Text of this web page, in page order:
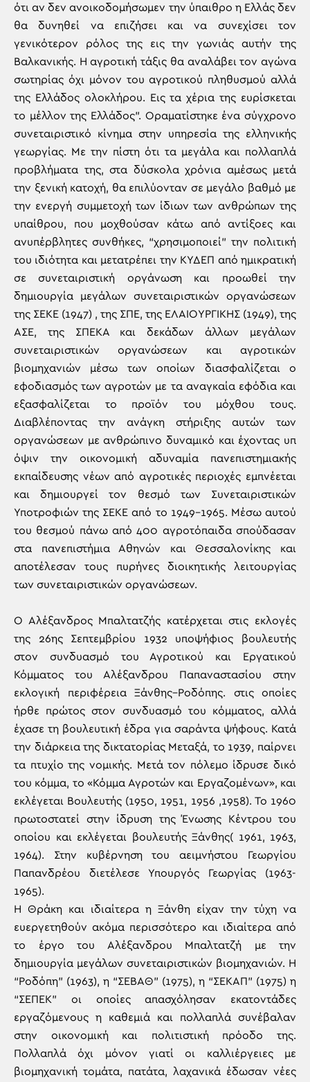
ότι αν δεν ανοικοδομήσωμεν την ύπαιθρο η Ελλάς δεν
θα δυνηθεί να επιζήσει και να συνεχίσει τον
γενικότερον ρόλος της εις την γωνιάς αυτήν της
Βαλκανικής. Η αγροτική τάξις θα αναλάβει τον αγώνα
σωτηρίας όχι μόνον του αγροτικού πληθυσμού αλλά
της Ελλάδος ολοκλήρου. Εις τα χέρια της ευρίσκεται
το μέλλον της Ελλάδος”. Οραματίστηκε ένα σύγχρονο
συνεταιριστικό κίνημα στην υπηρεσία της ελληνικής
γεωργίας. Με την πίστη ότι τα μεγάλα και πολλαπλά
προβλήματα της, στα δύσκολα χρόνια αμέσως μετά
την ξενική κατοχή, θα επιλύονταν σε μεγάλο βαθμό με
την ενεργή συμμετοχή των ίδιων των ανθρώπων της
υπαίθρου, που μοχθούσαν κάτω από αντίξοες και
ανυπέρβλητες συνθήκες, “χρησιμοποιεί” την πολιτική
του ιδιότητα και μετατρέπει την ΚΥΔΕΠ από ημικρατική
σε συνεταιριστική οργάνωση και προωθεί την
δημιουργία μεγάλων συνεταιριστικών οργανώσεων
της ΣΕΚΕ (1947) , της ΣΠΕ, της ΕΛΑΙΟΥΡΓΙΚΗΣ (1949), της
ΑΣΕ, της ΣΠΕΚΑ και δεκάδων άλλων μεγάλων
συνεταιριστικών οργανώσεων και αγροτικών
βιομηχανιών μέσω των οποίων διασφαλίζεται ο
εφοδιασμός των αγροτών με τα αναγκαία εφόδια και
εξασφαλίζεται το προϊόν του μόχθου τους.
Διαβλέποντας την ανάγκη στήριξης αυτών των
οργανώσεων με ανθρώπινο δυναμικό και έχοντας υπ
όψιν την οικονομική αδυναμία πανεπιστημιακής
εκπαίδευσης νέων από αγροτικές περιοχές εμπνέεται
και δημιουργεί τον θεσμό των Συνεταιριστικών
Υποτροφιών της ΣΕΚΕ από το 1949-1965. Μέσω αυτού
του θεσμού πάνω από 400 αγροτόπαιδα σπούδασαν
στα πανεπιστήμια Αθηνών και Θεσσαλονίκης και
αποτέλεσαν τους πυρήνες διοικητικής λειτουργίας
των συνεταιριστικών οργανώσεων.
Ο Αλέξανδρος Μπαλτατζής κατέρχεται στις εκλογές
της 26ης Σεπτεμβρίου 1932 υποψήφιος βουλευτής
στον συνδυασμό του Αγροτικού και Εργατικού
Κόμματος του Αλέξανδρου Παπαναστασίου στην
εκλογική περιφέρεια Ξάνθης–Ροδόπης. στις οποίες
ήρθε πρώτος στον συνδυασμό του κόμματος, αλλά
έχασε τη βουλευτική έδρα για σαράντα ψήφους. Κατά
την διάρκεια της δικτατορίας Μεταξά, το 1939, παίρνει
τα πτυχίο της νομικής. Μετά τον πόλεμο ίδρυσε δικό
του κόμμα, το «Κόμμα Αγροτών και Εργαζομένων», και
εκλέγεται Βουλευτής (1950, 1951, 1956 ,1958). Το 1960
πρωτοστατεί στην ίδρυση της Ένωσης Κέντρου του
οποίου και εκλέγεται βουλευτής Ξάνθης( 1961, 1963,
1964). Στην κυβέρνηση του αειμνήστου Γεωργίου
Παπανδρέου διετέλεσε Υπουργός Γεωργίας (1963-
1965).
Η Θράκη και ιδιαίτερα η Ξάνθη είχαν την τύχη να
ευεργετηθούν ακόμα περισσότερο και ιδιαίτερα από
το έργο του Αλέξανδρου Μπαλτατζή με την
δημιουργία μεγάλων συνεταιριστικών βιομηχανιών. Η
“Ροδόπη” (1963), η “ΣΕΒΑΘ” (1975), η “ΣΕΚΑΠ” (1975) η
“ΣΕΠΕΚ” οι οποίες απασχόλησαν εκατοντάδες
εργαζόμενους η καθεμιά και πολλαπλά συνέβαλαν
στην οικονομική και πολιτιστική πρόοδο της.
Πολλαπλά όχι μόνον γιατί οι καλλιέργειες με
βιομηχανική τομάτα, πατάτα, λαχανικά έδωσαν νέες